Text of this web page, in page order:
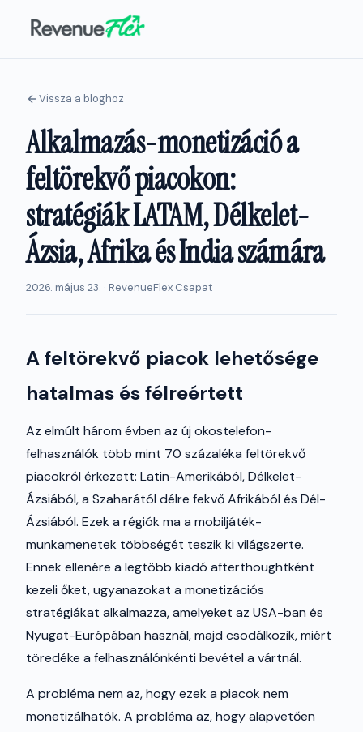
Vissza a bloghoz
Alkalmazás-monetizáció a
feltörekvő piacokon:
stratégiák LATAM, Délkelet-
Ázsia, Afrika és India számára
2026. május 23. · RevenueFlex Csapat
A feltörekvő piacok lehetősége
hatalmas és félreértett
Az elmúlt három évben az új okostelefon-
felhasználók több mint 70 százaléka feltörekvő
piacokról érkezett: Latin-Amerikából, Délkelet-
Ázsiából, a Szaharától délre fekvő Afrikából és Dél-
Ázsiából. Ezek a régiók ma a mobiljáték-
munkamenetek többségét teszik ki világszerte.
Ennek ellenére a legtöbb kiadó afterthoughtként
kezeli őket, ugyanazokat a monetizációs
stratégiákat alkalmazza, amelyeket az USA-ban és
Nyugat-Európában használ, majd csodálkozik, miért
töredéke a felhasználónkénti bevétel a vártnál.
A probléma nem az, hogy ezek a piacok nem
monetizálhatók. A probléma az, hogy alapvetően